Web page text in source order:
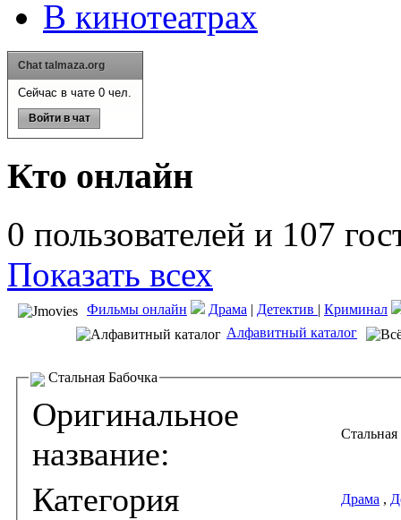
В кинотеатрах
Chat talmaza.org
Сейчас в чате 0 чел.
Войти в чат
Кто онлайн
0 пользователей и 107
Показать всех
Фильмы онлайн Драма | Детектив | Криминал
Алфавитный каталог
Стальная Бабочка
Оригинальное
название:
Стальная
Категория Драма ,